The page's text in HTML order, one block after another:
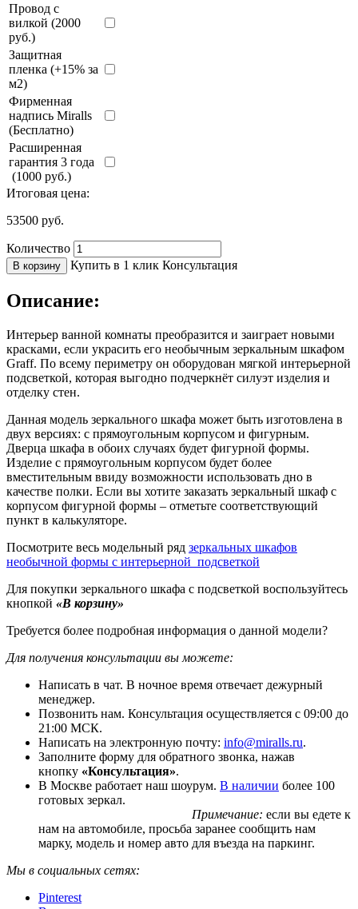
Провод с
вилкой (2000
руб.)
Защитная
пленка (+15% за
м2)
Фирменная
надпись Miralls
(Бесплатно)
Расширенная
гарантия 3 года
(1000 руб.)
Итоговая цена:
53500 руб.
Количество
В корзину Купить в 1 клик Консультация
Описание:
Интерьер ванной комнаты преобразится и заиграет новыми
красками, если украсить его необычным зеркальным шкафом
Graff. По всему периметру он оборудован мягкой интерьерной
подсветкой, которая выгодно подчеркнёт силуэт изделия и
отделку стен.
Данная модель зеркального шкафа может быть изготовлена в
двух версиях: с прямоугольным корпусом и фигурным.
Дверца шкафа в обоих случаях будет фигурной формы.
Изделие с прямоугольным корпусом будет более
вместительным ввиду возможности использовать дно в
качестве полки. Если вы хотите заказать зеркальный шкаф с
корпусом фигурной формы – отметьте соответствующий
пункт в калькуляторе.
Посмотрите весь модельный ряд зеркальных шкафов
необычной формы с интерьерной подсветкой
Для покупки зеркального шкафа с подсветкой воспользуйтесь
кнопкой «В корзину»
Требуется более подробная информация о данной модели?
Для получения консультации вы можете:
Написать в чат. В ночное время отвечает дежурный
менеджер.
Позвонить нам. Консультация осуществляется с 09:00 до
21:00 МСК.
Написать на электронную почту: info@miralls.ru.
Заполните форму для обратного звонка, нажав
кнопку «Консультация».
В Москве работает наш шоурум. В наличии более 100
готовых зеркал.
Примечание: если вы едете к
нам на автомобиле, просьба заранее сообщить нам
марку, модель и номер авто для въезда на паркинг.
Мы в социальных сетях:
Pinterest